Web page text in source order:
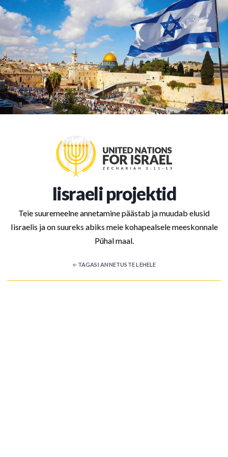
Iisraeli projektid
Teie suuremeelne annetamine päästab ja muudab elusid
Iisraelis ja on suureks abiks meie kohapealsele meeskonnale
Pühal maal.
TAGASI ANNETUSTE LEHELE